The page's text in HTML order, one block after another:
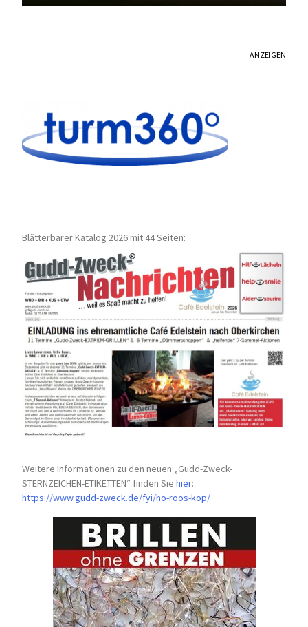
ANZEIGEN
Blätterbarer Katalog 2026 mit 44 Seiten:
Weitere Informationen zu den neuen „Gudd-Zweck-
STERNZEICHEN-ETIKETTEN“ finden Siehier:
https://www.gudd-zweck.de/fyi/ho-roos-kop/